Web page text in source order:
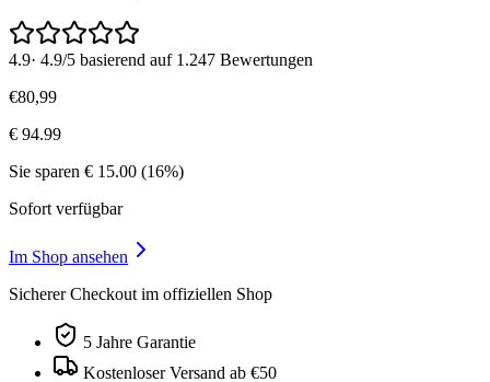
4.9· 4.9/5 basierend auf 1.247 Bewertungen
€80,99
€ 94.99
Sie sparen € 15.00 (16%)
Sofort verfügbar
Im Shop ansehen
Sicherer Checkout im offiziellen Shop
5 Jahre Garantie
Kostenloser Versand ab €50